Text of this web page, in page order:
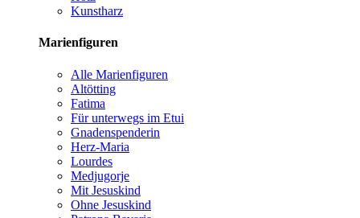
Kunstharz
Marienfiguren
Alle Marienfiguren
Altötting
Fatima
Für unterwegs im Etui
Gnadenspenderin
Herz-Maria
Lourdes
Medjugorje
Mit Jesuskind
Ohne Jesuskind